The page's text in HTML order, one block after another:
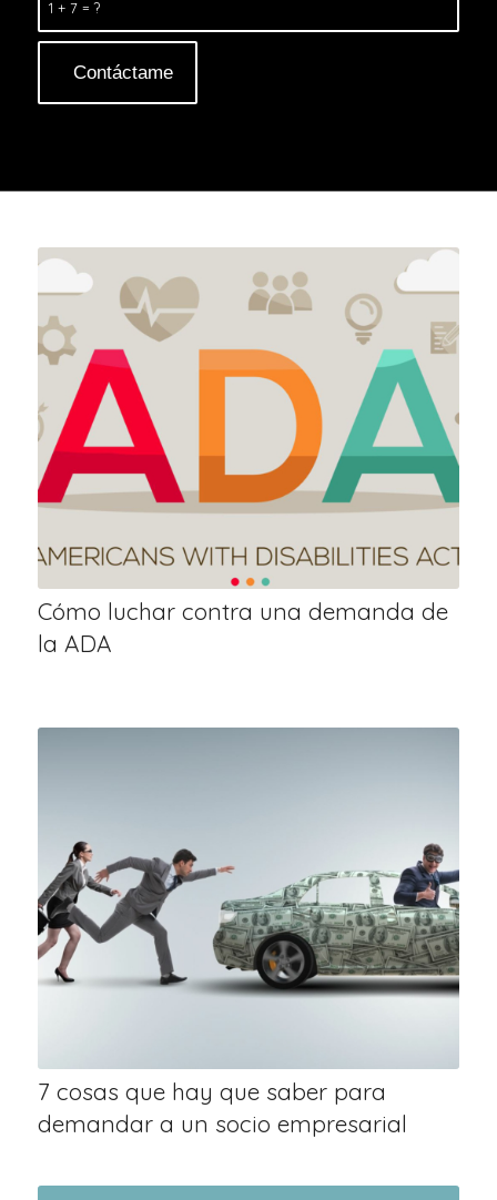
1 + 7 = ?
Cómo luchar contra una demanda de
la ADA
7 cosas que hay que saber para
demandar a un socio empresarial